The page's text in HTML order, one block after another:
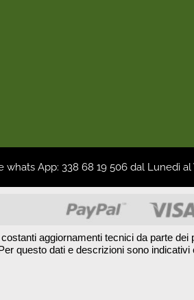
whats App: 338 68 19 506 dal Lunedì
aggiornamenti tecnici da parte
questo dati e descrizioni sono